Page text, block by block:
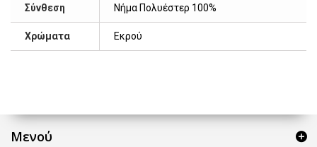
Σύνθεση Νήμα Πολυέστερ 100%
Χρώματα Εκρού
Μενού